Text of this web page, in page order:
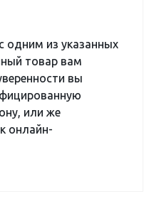
одним из указанных
товар вам
вы
или же
онлайн-